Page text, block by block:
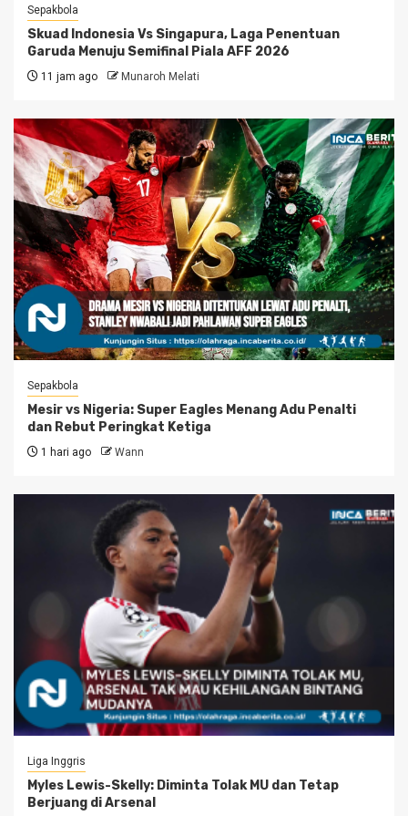
Sepakbola
Skuad Indonesia Vs Singapura, Laga Penentuan
Garuda Menuju Semifinal Piala AFF 2026
11 jam ago Munaroh Melati
Sepakbola
Mesir vs Nigeria: Super Eagles Menang Adu Penalti
dan Rebut Peringkat Ketiga
1 hari ago Wann
Liga Inggris
Myles Lewis-Skelly: Diminta Tolak MU dan Tetap
Berjuang di Arsenal